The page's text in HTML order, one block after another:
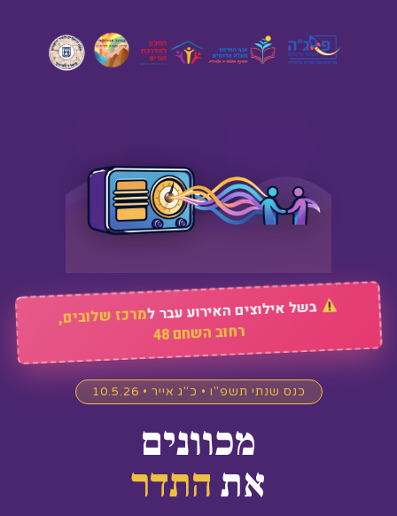
בשל אילוצים האירוע עבר למרכז שלובים,
רחוב השחם 48
כנס שנתי תשפ"ו • כ"ג אייר • 10.5.26
מכוונים
את התדר